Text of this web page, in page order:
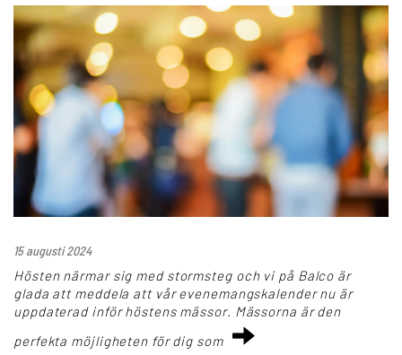
15 augusti 2024
Hösten närmar sig med stormsteg och vi på Balco är
glada att meddela att vår evenemangskalender nu är
uppdaterad inför höstens mässor. Mässorna är den
perfekta möjligheten för dig som